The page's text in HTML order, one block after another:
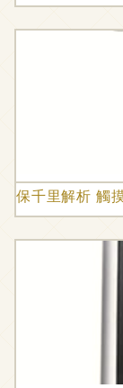
保千里解析 觸